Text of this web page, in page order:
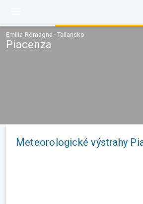
Emilia-Romagna · Taliansko
Piacenza
Meteorologické výstrahy